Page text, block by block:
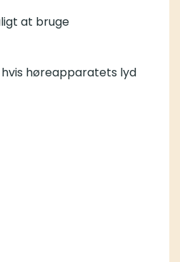
at bruge
høreapparatets lyd